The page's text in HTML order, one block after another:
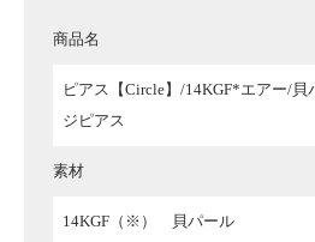
商品名
ピアス【Circle】/14KGF*エアー/貝
ジピアス
素材
14KGF（※） 貝パール